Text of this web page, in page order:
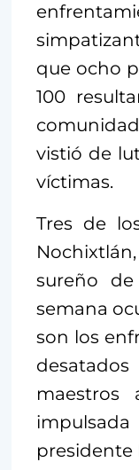
que ocho
100
vistió de
víctimas.
Tres de
sureño
semana
son los
maestros
presidente